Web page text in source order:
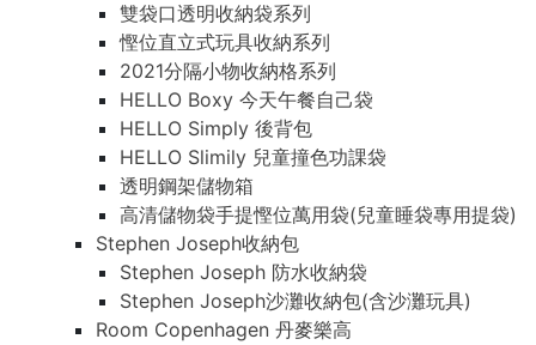
雙袋口透明收納袋系列
慳位直立式玩具收納系列
2021分隔小物收納格系列
HELLO Boxy 今天午餐自己袋
HELLO Simply 後背包
HELLO Slimily 兒童撞色功課袋
透明鋼架儲物箱
高清儲物袋手提慳位萬用袋(兒童睡袋專用提袋)
Stephen Joseph收納包
Stephen Joseph 防水收納袋
Stephen Joseph沙灘收納包(含沙灘玩具)
Room Copenhagen 丹麥樂高